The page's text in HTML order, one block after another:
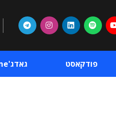
פודקאסט גאדג'Time